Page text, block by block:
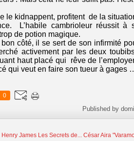
le kidnappent, profitent de la
L’habile cambrioleur réussit à
de potion magique.
côté, il se sert de son infirmité
activement par les deux
haut placé qui rêve de
qui veut en faire son tueur à gages
0
Published by
Henry James Les Secrets de... César Aira